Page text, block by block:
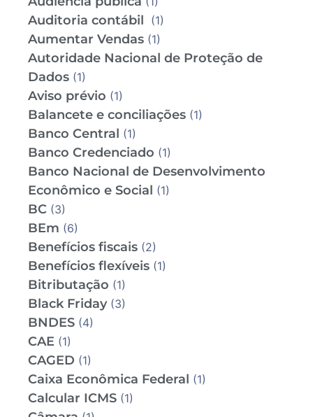
Auditoria contábil (1)
Aumentar Vendas (1)
Autoridade Nacional de Proteção de
Dados (1)
Aviso prévio (1)
Balancete e conciliações (1)
Banco Central (1)
Banco Credenciado (1)
Banco Nacional de Desenvolvimento
Econômico e Social (1)
BC (3)
BEm (6)
Benefícios fiscais (2)
Benefícios flexíveis (1)
Bitributação (1)
Black Friday(3)
BNDES (4)
CAE (1)
CAGED (1)
Caixa Econômica Federal (1)
Calcular ICMS (1)